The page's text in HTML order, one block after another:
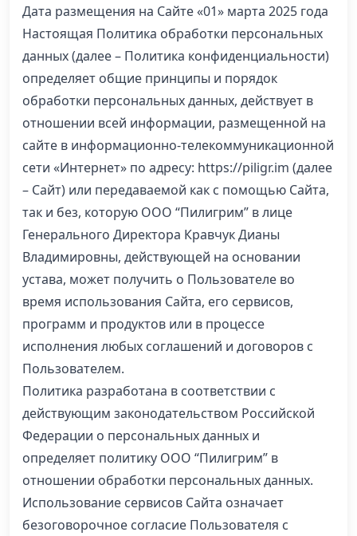
Дата размещения на Сайте «01» марта 2025 года
Настоящая Политика обработки персональных
данных (далее – Политика конфиденциальности)
определяет общие принципы и порядок
обработки персональных данных, действует в
отношении всей информации, размещенной на
сайте в информационно-телекоммуникационной
сети «Интернет» по адресу: https://piligr.im (далее
– Сайт) или передаваемой как с помощью Сайта,
так и без, которую ООО “Пилигрим” в лице
Генерального Директора Кравчук Дианы
Владимировны, действующей на основании
устава, может получить о Пользователе во
время использования Сайта, его сервисов,
программ и продуктов или в процессе
исполнения любых соглашений и договоров с
Пользователем.
Политика разработана в соответствии с
действующим законодательством Российской
Федерации о персональных данных и
определяет политику ООО “Пилигрим” в
отношении обработки персональных данных.
Использование сервисов Сайта означает
безоговорочное согласие Пользователя с